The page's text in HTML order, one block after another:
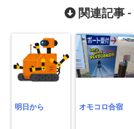
関連記事 -
明日から オモコロ合宿